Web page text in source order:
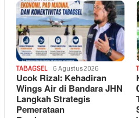
TABAGSEL 6 Agustus 2026
Ucok Rizal: Kehadiran
Wings Air di Bandara JHN
Langkah Strategis
Pemerataan